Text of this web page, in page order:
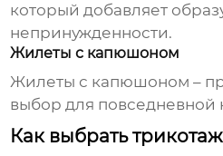
который добавляет
непринужденности.
Жилеты с капюшоном
Жилеты с капюшоном –
выбор для повседневной
Как выбрать